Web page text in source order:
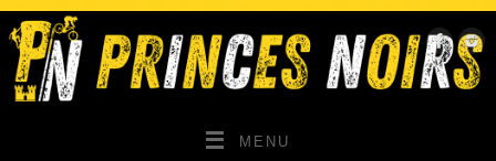
MENU